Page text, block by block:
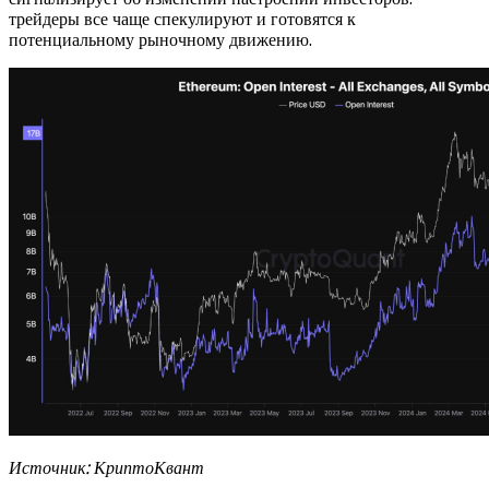
трейдеры все чаще спекулируют и готовятся к
потенциальному рыночному движению.
Источник: КриптоКвант